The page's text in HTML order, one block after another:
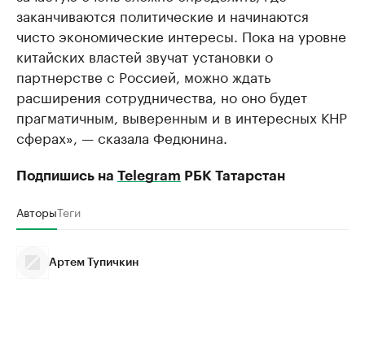
заканчиваются политические и начинаются
чисто экономические интересы. Пока на уровне
китайских властей звучат установки о
партнерстве с Россией, можно ждать
расширения сотрудничества, но оно будет
прагматичным, выверенным и в интересных КНР
сферах», — сказала Федюнина.
Подпишись на Telegram РБК Татарстан
АвторыТеги
Артем Тупичкин